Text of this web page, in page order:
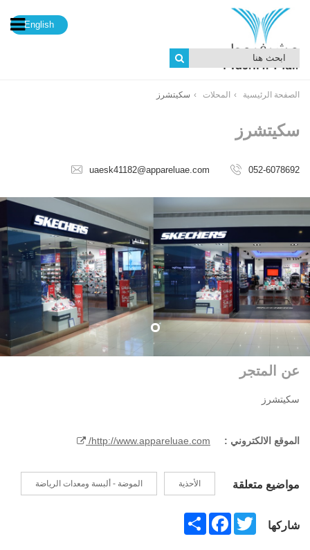
English
الصفحة الرئيسية المحلات سكيتشرز
سكيتشرز
052-6078692
uaesk41182@appareluae.com
عن المتجر
سكيتشرز
الموقع الالكتروني : http://www.appareluae.com/
مواضيع متعلقة الموضة - ألبسة ومعدات الرياضة الأحذية
شاركها
Share
FacebookTwitter